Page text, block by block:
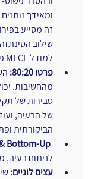
ומאידך
זה מסייע
שילוב
למודל MECE פשוט ובהיר.
פרטו 80:20:
מהחשיבות.
סבירות של
של הבעיה,
הביקורתית
Bottom-Up:
לניתוח בעיה,
עצים לוגיים: